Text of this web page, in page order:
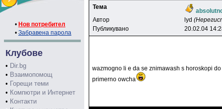
• Нов потребител
• Забравена парола
Клубове
• Dir.bg
• Взаимопомощ
• Горещи теми
• Компютри и Интернет
• Контакти
Тема
Автор
lyd
Публикувано
20.02.04
wazmogno li e da se znimawash s horoskopi
primerno owcha